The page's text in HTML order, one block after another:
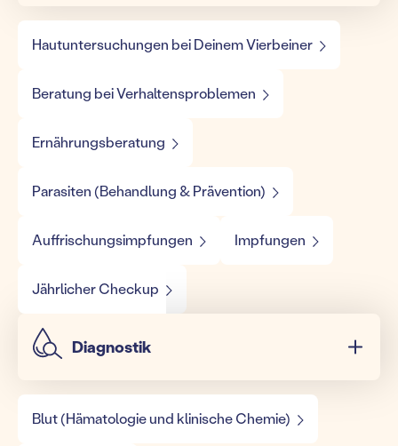
Hautuntersuchungen bei Deinem Vierbeiner
Beratung bei Verhaltensproblemen
Ernährungsberatung
Parasiten (Behandlung & Prävention)
Auffrischungsimpfungen Impfungen
Jährlicher Checkup
Diagnostik
Blut (Hämatologie und klinische Chemie)